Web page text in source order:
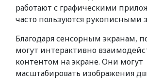
работают с графическими
часто пользуются рукописными
Благодаря сенсорным экранам,
могут интерактивно
контентом на экране. Они могут
масштабировать изображения